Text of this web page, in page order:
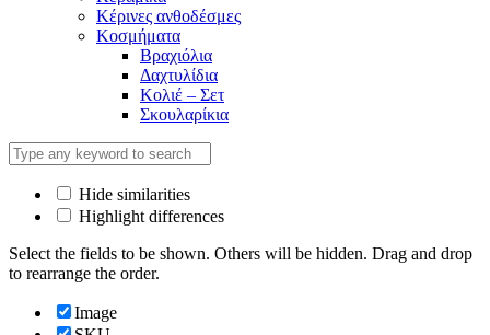
Κέρινες ανθοδέσμες
Κοσμήματα
Βραχιόλια
Δαχτυλίδια
Κολιέ – Σετ
Σκουλαρίκια
Hide similarities
Highlight differences
Select the fields to be shown. Others will be hidden. Drag and drop
to rearrange the order.
Image